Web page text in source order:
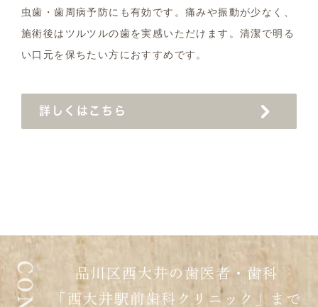
虫歯・歯周病予防にも有効です。痛みや振動が少なく、
施術後はツルツルの歯を実感いただけます。清潔で明る
い口元を保ちたい方におすすめです。
詳しくはこちら
品川区西大井の歯医者・歯科
「西大井駅前歯科クリニック」まで